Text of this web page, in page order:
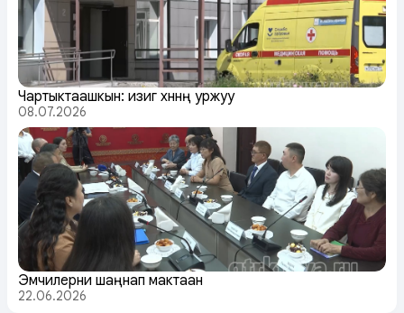
Чартыктаашкын: изиг хүннүң уржуу
08.07.2026
Эмчилерни шаңнап мактаан
22.06.2026